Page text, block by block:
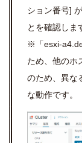
ション番号]
とを確認しま
※「esxi-
ため、他のホ
のため、異な
な動作です。